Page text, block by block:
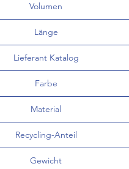
Volumen
Länge
Lieferant Katalog
Farbe
Material
Recycling-Anteil
Gewicht